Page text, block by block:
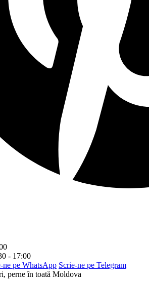
- 17:00
ne pe WhatsApp Scrie-ne pe Telegram
perne în toată Moldova